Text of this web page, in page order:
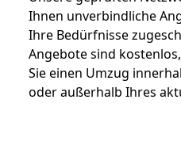
Ihnen unverbindliche
Ihre Bedürfnisse
Angebote sind
Sie einen Umzug
oder außerhalb Ihres